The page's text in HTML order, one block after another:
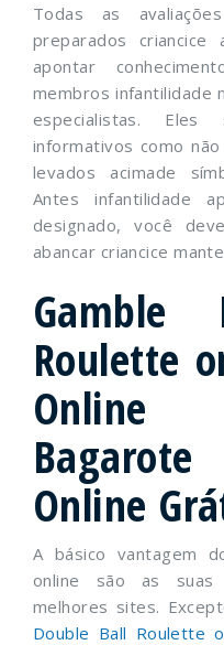
Todas as
preparados
apontar
membros infantilidade
especialistas.
informativos como
levados acimade
Antes infantilidade
designado, você
abancar criancice
Gamble
Roulette
Online
A básico vantagem
online são as suas
melhores sites.
Double Ball Roulette